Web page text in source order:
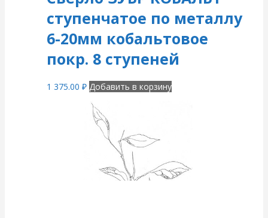
ступенчатое по металлу
6-20мм кобальтовое
покр. 8 ступеней
1 375.00 ₽ Добавить в корзину